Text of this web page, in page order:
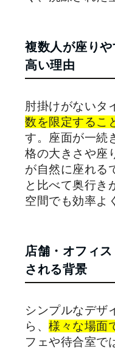
複数人が座り
高い理由
肘掛けがないタ
数を限定するこ
す。座面が一続
格の大きさや座
が自然に座れる
と比べて奥行き
空間でも効率よ
店舗・オフィ
される背景
シンプルなデザ
ら、様々な場面
フェや待合室で